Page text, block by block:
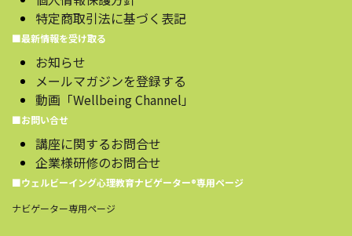
特定商取引法に基づく表記
■最新情報を受け取る
お知らせ
メールマガジンを登録する
動画「Wellbeing Channel」
■お問い合せ
講座に関するお問合せ
企業様研修のお問合せ
■ウェルビーイング心理教育ナビゲーター®️専用ページ
ナビゲーター専用ページ